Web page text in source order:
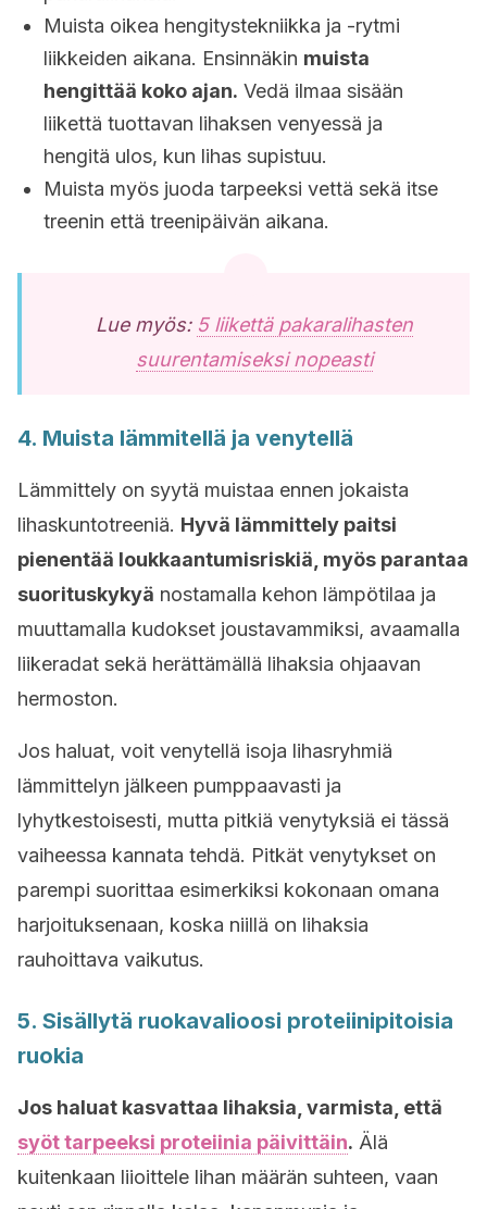
Muista oikea hengitystekniikka ja -rytmi
liikkeiden aikana. Ensinnäkin muista
hengittää koko ajan. Vedä ilmaa sisään
liikettä tuottavan lihaksen venyessä ja
hengitä ulos, kun lihas supistuu.
Muista myös juoda tarpeeksi vettä sekä itse
treenin että treenipäivän aikana.
Lue myös: 5 liikettä pakaralihasten
suurentamiseksi nopeasti
4. Muista lämmitellä ja venytellä
Lämmittely on syytä muistaa ennen jokaista
lihaskuntotreeniä. Hyvä lämmittely paitsi
pienentää loukkaantumisriskiä, myös parantaa
suorituskykyä nostamalla kehon lämpötilaa ja
muuttamalla kudokset joustavammiksi, avaamalla
liikeradat sekä herättämällä lihaksia ohjaavan
hermoston.
Jos haluat, voit venytellä isoja lihasryhmiä
lämmittelyn jälkeen pumppaavasti ja
lyhytkestoisesti, mutta pitkiä venytyksiä ei tässä
vaiheessa kannata tehdä. Pitkät venytykset on
parempi suorittaa esimerkiksi kokonaan omana
harjoituksenaan, koska niillä on lihaksia
rauhoittava vaikutus.
5. Sisällytä ruokavalioosi proteiinipitoisia
ruokia
Jos haluat kasvattaa lihaksia, varmista, että
syöt tarpeeksi proteiinia päivittäin. Älä
kuitenkaan liioittele lihan määrän suhteen, vaan